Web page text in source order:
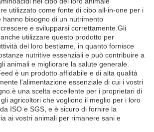
utilizzato come fonte di cibo all-in-one per i
hanno bisogno di un nutrimento
e svilupparsi correttamente.Gli
utilizzare questo prodotto per
del loro bestiame, in quanto fornisce
nutritive essenziali e può contribuire a
animali e migliorare la salute generale.
è un prodotto affidabile e di alta qualità
l'alimentazione essenziale di cui i vostri
una scelta eccellente per i proprietari di
agricoltori che vogliono il meglio per i loro
ISO e SGS, e è sicuro di fornire la
ai vostri animali per rimanere sani e